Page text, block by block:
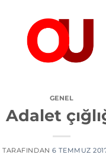
GENEL
Adalet
TARAFINDAN 6 TEMMUZ